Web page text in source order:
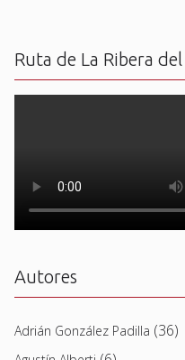
Ruta de La Ribera
Autores
Adrián González Padilla (36)